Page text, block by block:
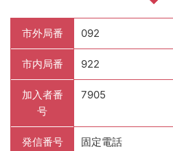
市外局番 092
市内局番 922
加入者番
号
7905
発信番号
固定電話